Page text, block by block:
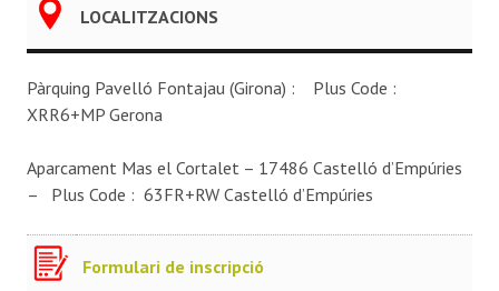
LOCALITZACIONS
Pàrquing Pavelló Fontajau (Girona) : Plus Code :
XRR6+MP Gerona
Aparcament Mas el Cortalet – 17486 Castelló d’Empúries
– Plus Code : 63FR+RW Castelló d’Empúries
Formulari de inscripció